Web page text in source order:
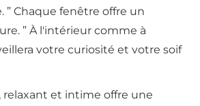
” Chaque fenêtre offre un
” À l'intérieur comme à
votre curiosité et votre soif
relaxant et intime offre une